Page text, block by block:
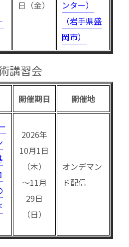
日（金）
ンター）
（岩手県盛
岡市）
講習会
開催期日 開催地
2026年
10月1日
（木）
〜11月
29日
（日）
オンデマン
ド配信